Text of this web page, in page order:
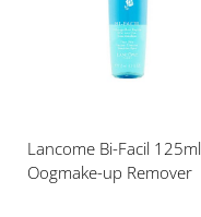
verlanglijst
Lancome Bi-Facil 125ml
Oogmake-up Remover